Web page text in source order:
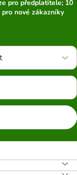
pro předplatitele; 10
nové zákazníky